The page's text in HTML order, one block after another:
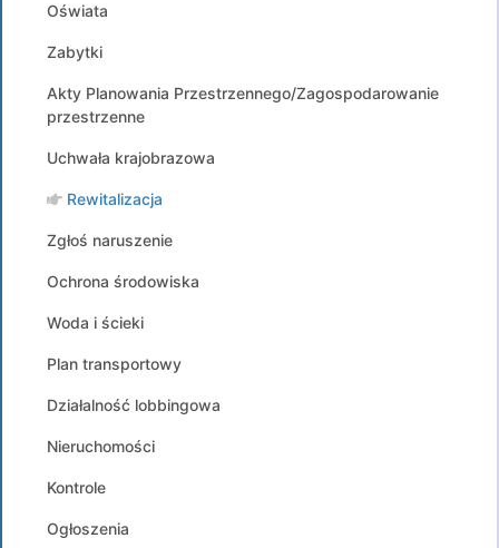
Oświata
Zabytki
Akty Planowania Przestrzennego/Zagospodarowanie
przestrzenne
Uchwała krajobrazowa
Rewitalizacja
Zgłoś naruszenie
Ochrona środowiska
Woda i ścieki
Plan transportowy
Działalność lobbingowa
Nieruchomości
Kontrole
Ogłoszenia